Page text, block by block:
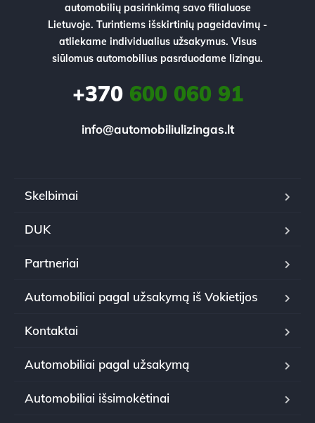
automobilių pasirinkimą savo filialuose
Lietuvoje. Turintiems išskirtinių pageidavimų -
atliekame individualius užsakymus. Visus
siūlomus automobilius pasrduodame lizingu.
+370600 060 91
info@automobiliulizingas.lt
Skelbimai
DUK
Partneriai
Automobiliai pagal užsakymą iš Vokietijos
Kontaktai
Automobiliai pagal užsakymą
Automobiliai išsimokėtinai